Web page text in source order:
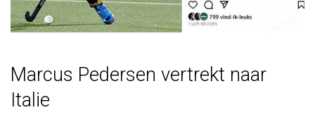
Marcus Pedersen vertrekt naar
Italie